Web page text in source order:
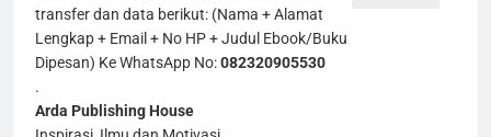
transfer dan data berikut: (Nama + Alamat
Lengkap + Email + No HP + Judul Ebook/Buku
Dipesan) Ke WhatsApp No:082320905530
.
Arda Publishing House